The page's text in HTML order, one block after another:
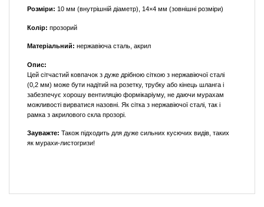
Розміри: 10 мм (внутрішній діаметр), 14×4 мм (зовнішні розміри)
Колір: прозорий
Матеріальний: нержавіюча сталь, акрил
Опис:
Цей сітчастий ковпачок з дуже дрібною сіткою з нержавіючої сталі
(0,2 мм) може бути надітий на розетку, трубку або кінець шланга і
забезпечує хорошу вентиляцію формікаріуму, не даючи мурахам
можливості вирватися назовні. Як сітка з нержавіючої сталі, так і
рамка з акрилового скла прозорі.
Зауважте: Також підходить для дуже сильних кусючих видів, таких
як мурахи-листогризи!